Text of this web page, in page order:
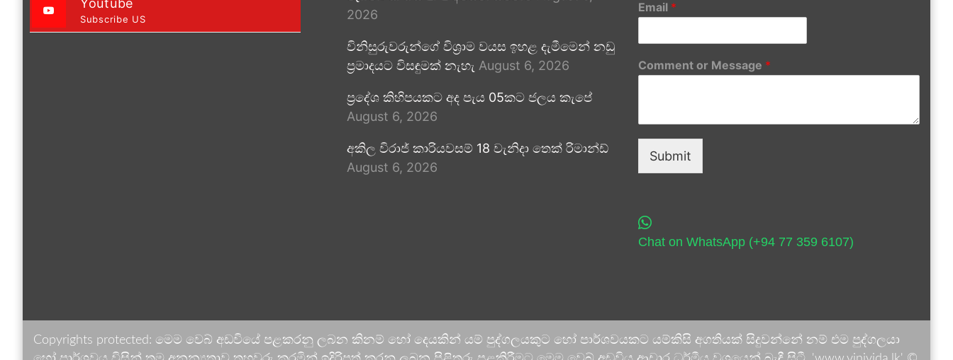
Youtube
Subscribe US
2026
විනිසුරුවරුන්ගේ විශ්‍රාම වයස ඉහළ දැමීමෙන් නඩු
ප්‍රමාදයට විසඳුමක් නැහැ August 6, 2026
ප්‍රදේශ කිහිපයකට අද පැය 05කට ජලය කැපේ
August 6, 2026
අකිල විරාජ් කාරියවසම් 18 වැනිදා තෙක් රිමාන්ඩ්
August 6, 2026
Email *
Comment or Message *
Submit
Chat on WhatsApp (+94 77 359 6107)
Copyrights protected: මෙම වෙබ් අඩවියේ පළකරනු ලබන කිනම් හෝ දෙයකින් යම් පුද්ගලයකුට හෝ පාර්ශවයකට යම්කිසි අගතියක් සිදුවන්නේ නම් එම පුද්ගලයා